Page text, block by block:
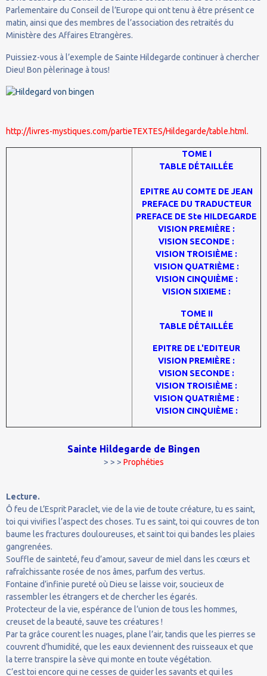
Parlementaire du Conseil de l’Europe qui ont tenu à être présent ce
matin, ainsi que des membres de l’association des retraités du
Ministère des Affaires Etrangères.
Puissiez-vous à l’exemple de Sainte Hildegarde continuer à chercher
Dieu! Bon pèlerinage à tous!
http://livres-mystiques.com/partieTEXTES/Hildegarde/table.html.
TOME I
TABLE DÉTAILLÉE
EPITRE AU COMTE DE JEAN
PREFACE DU TRADUCTEUR
PREFACE DE Ste HILDEGARDE
VISION PREMIÈRE :
VISION SECONDE :
VISION TROISIÈME :
VISION QUATRIÈME :
VISION CINQUIÈME :
VISION SIXIEME :
TOME II
TABLE DÉTAILLÉE
EPITRE DE L'EDITEUR
VISION PREMIÈRE :
VISION SECONDE :
VISION TROISIÈME :
VISION QUATRIÈME :
VISION CINQUIÈME :
Sainte Hildegarde de Bingen
> > > Prophéties
Lecture.
Ô feu de L’Esprit Paraclet, vie de la vie de toute créature, tu es saint,
toi qui vivifies l’aspect des choses. Tu es saint, toi qui couvres de ton
baume les fractures douloureuses, et saint toi qui bandes les plaies
gangrenées.
Souffle de sainteté, feu d’amour, saveur de miel dans les cœurs et
rafraîchissante rosée de nos âmes, parfum des vertus.
Fontaine d’infinie pureté où Dieu se laisse voir, soucieux de
rassembler les étrangers et de chercher les égarés.
Protecteur de la vie, espérance de l’union de tous les hommes,
creuset de la beauté, sauve tes créatures !
Par ta grâce courent les nuages, plane l’air, tandis que les pierres se
couvrent d’humidité, que les eaux deviennent des ruisseaux et que
la terre transpire la sève qui monte en toute végétation.
C’est toi encore qui ne cesses de guider les savants et qui les